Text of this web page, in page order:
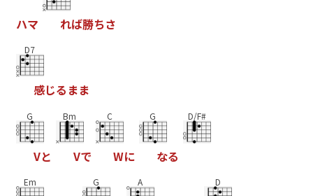
ハマ れば勝ちさ
D7
感じる まま
G
Vと
Bm
Vで
C
Wに
G
なる
D/F#
Em G A D